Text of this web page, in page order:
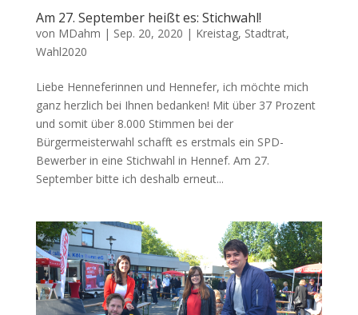
Am 27. September heißt es: Stichwahl!
von MDahm | Sep. 20, 2020 | Kreistag, Stadtrat,
Wahl2020
Liebe Henneferinnen und Hennefer, ich möchte mich
ganz herzlich bei Ihnen bedanken! Mit über 37 Prozent
und somit über 8.000 Stimmen bei der
Bürgermeisterwahl schafft es erstmals ein SPD-
Bewerber in eine Stichwahl in Hennef. Am 27.
September bitte ich deshalb erneut...